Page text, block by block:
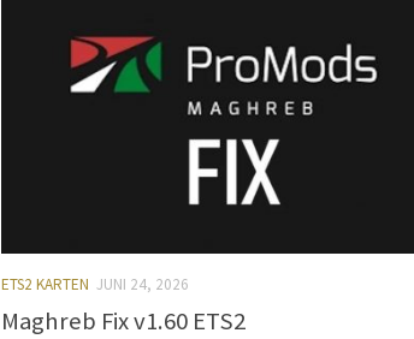
ETS2 KARTEN JUNI 24, 2026
Maghreb Fix v1.60 ETS2